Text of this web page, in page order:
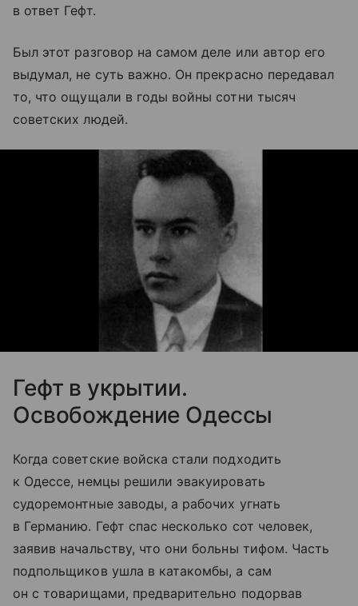
в ответ Гефт.
Был этот разговор на самом деле или автор его
выдумал, не суть важно. Он прекрасно передавал
то, что ощущали в годы войны сотни тысяч
советских людей.
Гефт в укрытии.
Освобождение Одессы
Когда советские войска стали подходить
к Одессе, немцы решили эвакуировать
судоремонтные заводы, а рабочих угнать
в Германию. Гефт спас несколько сот человек,
заявив начальству, что они больны тифом. Часть
подпольщиков ушла в катакомбы, а сам
он с товарищами, предварительно подорвав